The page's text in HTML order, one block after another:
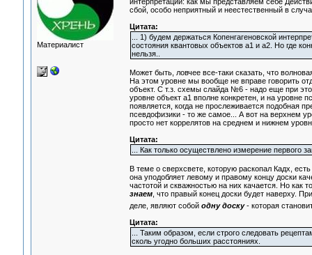
Материалист
сбой, особо неприятный и неестественный в
Цитата:
... 1) будем держаться Копенгагеновской
состояния квантовых объектов а1 и а2. Но где
нельзя..
Может быть, ловчее все-таки сказать, что
На этом уровне мы вообще не вправе говорить
объект. С т.з. схемы слайда №6 - надо еще при
уровне объект а1 вполне конкретен, и на уровне
появляется, когда не прослеживается подобная
псевдофизики - то же самое... А вот на верхнем
просто нет коррелятов на среднем и нижнем
Цитата:
... Как только осуществлено измерение первого
В теме о сверхсвете, которую раскопал Кадх,
она уподобляет левому и правому концу доски
частотой и скважностью на них качается. Но как
знаем, что правый конец доски будет наверху.
деле, являют собой одну доску- которая
Цитата:
... Таким образом, если строго следовать
сколь угодно больших расстояниях.